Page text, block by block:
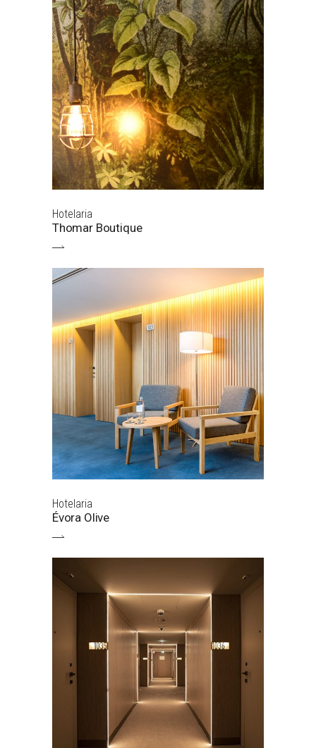
Hotelaria
Thomar Boutique
Hotelaria
Évora Olive